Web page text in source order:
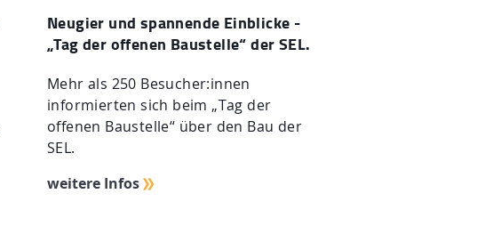
Neugier und spannende Einblicke -
„Tag der offenen Baustelle“ der SEL.
Mehr als 250 Besucher:innen
informierten sich beim „Tag der
offenen Baustelle“ über den Bau der
SEL.
weitere Infos